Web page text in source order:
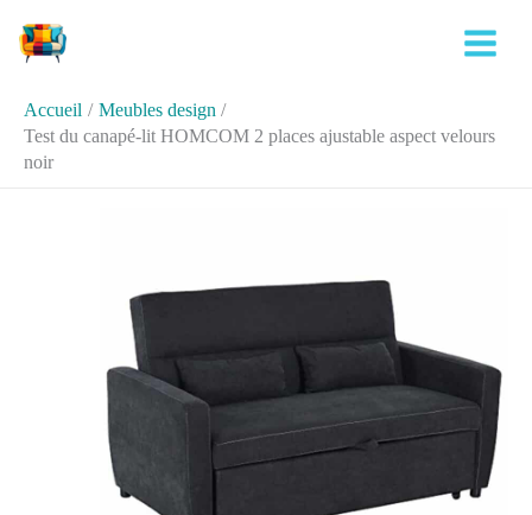
Accueil
Meubles design
Test du canapé-lit HOMCOM 2 places ajustable aspect velours
noir